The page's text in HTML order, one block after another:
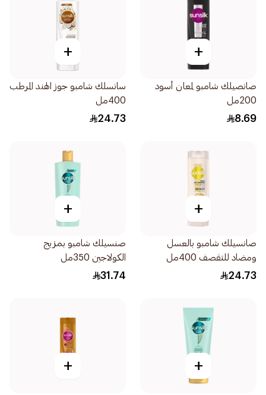
+
صانصيلك شامبو لمعان أسود
200مل
8.69
+
سانسلك شامبو جوز الهند المرطب
400مل
24.73
+
صانسيلك شامبو بالعسل
ومضاد للتقصف 400مل
24.73
+
صنسيلك شامبو بمزيج
الكولاجين 350مل
31.74
+
+